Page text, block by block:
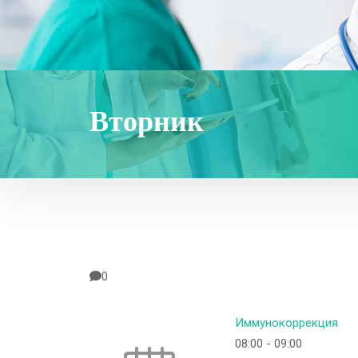
Вторник
0
Иммунокоррекция
08:00 - 09:00